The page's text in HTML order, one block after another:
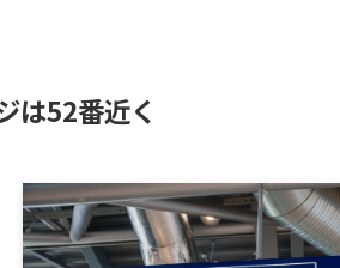
は52番近く